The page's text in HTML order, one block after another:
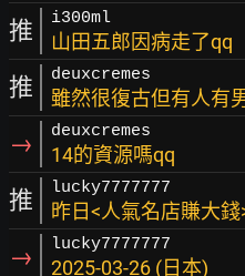
推 i300ml
山田五郎因病走了qq
推 deuxcremes
雖然很復古但有人有
→ deuxcremes
14的資源嗎qq
推 lucky7777777
昨日<人氣名店賺大錢
→ lucky7777777
2025-03-26 (日本)